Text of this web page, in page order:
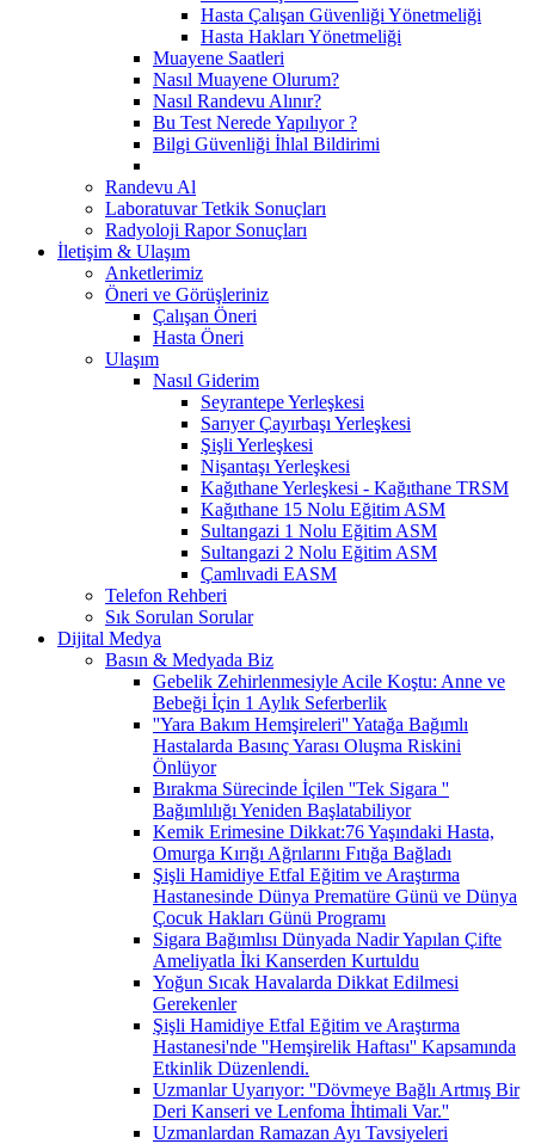
Hasta Çalışan Güvenliği Yönetmeliği
Hasta Hakları Yönetmeliği
Muayene Saatleri
Nasıl Muayene Olurum?
Nasıl Randevu Alınır?
Bu Test Nerede Yapılıyor ?
Bilgi Güvenliği İhlal Bildirimi
Randevu Al
Laboratuvar Tetkik Sonuçları
Radyoloji Rapor Sonuçları
İletişim & Ulaşım
Anketlerimiz
Öneri ve Görüşleriniz
Çalışan Öneri
Hasta Öneri
Ulaşım
Nasıl Giderim
Seyrantepe Yerleşkesi
Sarıyer Çayırbaşı Yerleşkesi
Şişli Yerleşkesi
Nişantaşı Yerleşkesi
Kağıthane Yerleşkesi - Kağıthane TRSM
Kağıthane 15 Nolu Eğitim ASM
Sultangazi 1 Nolu Eğitim ASM
Sultangazi 2 Nolu Eğitim ASM
Çamlıvadi EASM
Telefon Rehberi
Sık Sorulan Sorular
Dijital Medya
Basın & Medyada Biz
Gebelik Zehirlenmesiyle Acile Koştu: Anne ve
Bebeği İçin 1 Aylık Seferberlik
''Yara Bakım Hemşireleri'' Yatağa Bağımlı
Hastalarda Basınç Yarası Oluşma Riskini
Önlüyor
Bırakma Sürecinde İçilen ''Tek Sigara ''
Bağımlılığı Yeniden Başlatabiliyor
Kemik Erimesine Dikkat:76 Yaşındaki Hasta,
Omurga Kırığı Ağrılarını Fıtığa Bağladı
Şişli Hamidiye Etfal Eğitim ve Araştırma
Hastanesinde Dünya Prematüre Günü ve Dünya
Çocuk Hakları Günü Programı
Sigara Bağımlısı Dünyada Nadir Yapılan Çifte
Ameliyatla İki Kanserden Kurtuldu
Yoğun Sıcak Havalarda Dikkat Edilmesi
Gerekenler
Şişli Hamidiye Etfal Eğitim ve Araştırma
Hastanesi'nde ''Hemşirelik Haftası'' Kapsamında
Etkinlik Düzenlendi.
Uzmanlar Uyarıyor: ''Dövmeye Bağlı Artmış Bir
Deri Kanseri ve Lenfoma İhtimali Var.''
Uzmanlardan Ramazan Ayı Tavsiyeleri